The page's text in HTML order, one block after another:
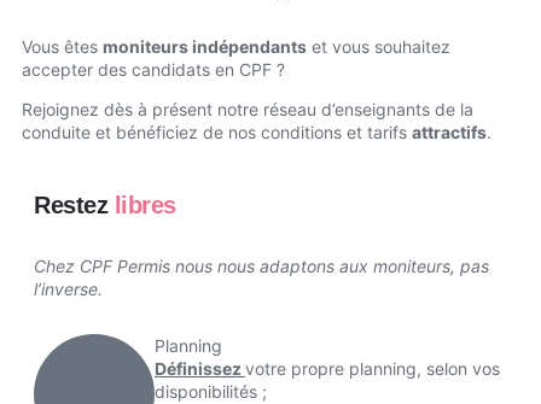
Vous êtes moniteurs indépendants et vous souhaitez
accepter des candidats en CPF ?
Rejoignez dès à présent notre réseau d’enseignants de la
conduite et bénéficiez de nos conditions et tarifs attractifs.
Restez libres
Chez CPF Permis nous nous adaptons aux moniteurs, pas
l’inverse.
Planning
Définissez votre propre planning, selon vos
disponibilités ;